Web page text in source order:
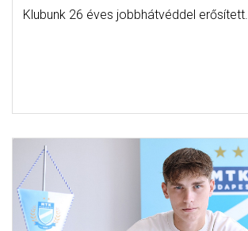
Klubunk 26 éves jobbhátvéddel erősített.